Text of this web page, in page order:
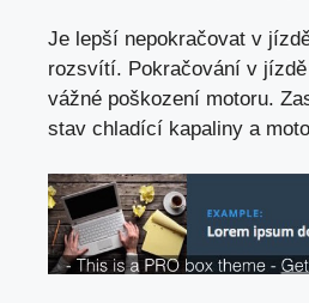
Je lepší nepokračovat v
rozsvítí. Pokračování v
vážné poškození motoru.
stav chladící kapaliny a